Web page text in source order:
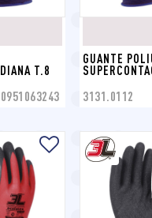
T.8
GUANTE
3131.0112